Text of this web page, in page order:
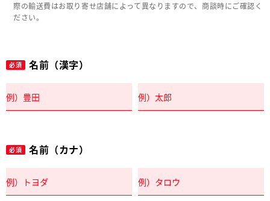
際の輸送費はお取り寄せ店舗によって異なりますので、商談時にご確認く
ださい。
必須 名前（漢字）
必須 名前（カナ）